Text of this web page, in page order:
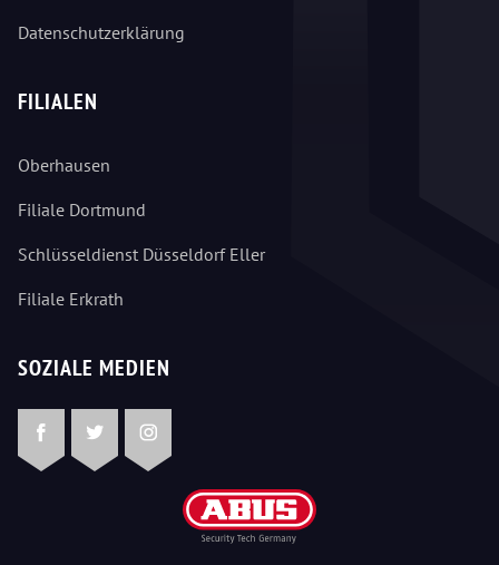
Datenschutzerklärung
FILIALEN
Oberhausen
Filiale Dortmund
Schlüsseldienst Düsseldorf Eller
Filiale Erkrath
SOZIALE MEDIEN
FacebookTwitterInstagram